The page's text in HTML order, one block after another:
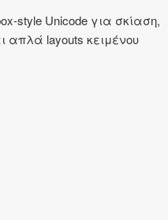
style Unicode για σκίαση,
απλά layouts κειμένου